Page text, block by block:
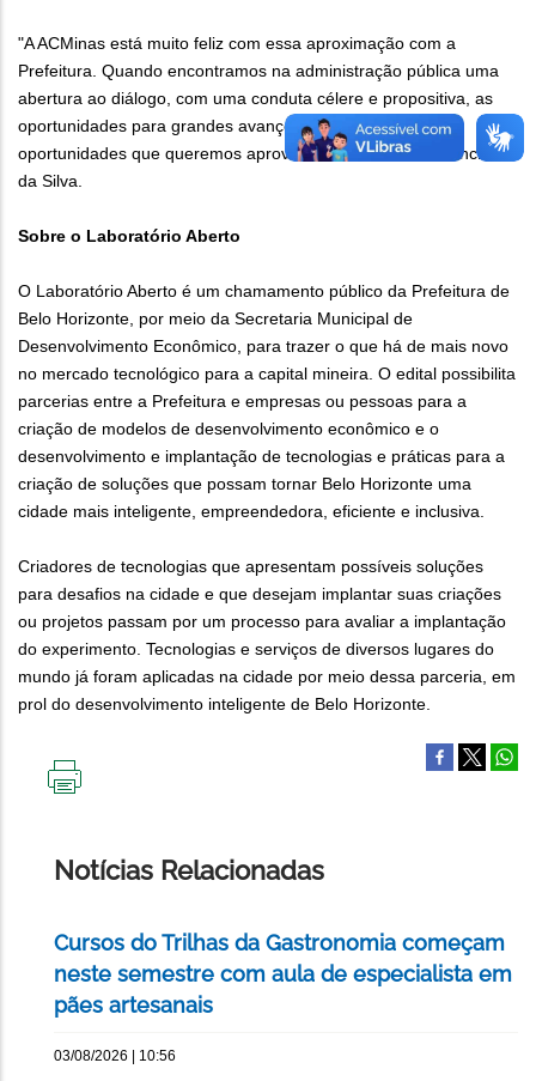
"A ACMinas está muito feliz com essa aproximação com a
Prefeitura. Quando encontramos na administração pública uma
abertura ao diálogo, com uma conduta célere e propositiva, as
oportunidades para grandes avanços surgem e são essas
oportunidades que queremos aproveitar", comenta José Anchieta
da Silva.
Sobre o Laboratório Aberto
O Laboratório Aberto é um chamamento público da Prefeitura de
Belo Horizonte, por meio da Secretaria Municipal de
Desenvolvimento Econômico, para trazer o que há de mais novo
no mercado tecnológico para a capital mineira. O edital possibilita
parcerias entre a Prefeitura e empresas ou pessoas para a
criação de modelos de desenvolvimento econômico e o
desenvolvimento e implantação de tecnologias e práticas para a
criação de soluções que possam tornar Belo Horizonte uma
cidade mais inteligente, empreendedora, eficiente e inclusiva.
Criadores de tecnologias que apresentam possíveis soluções
para desafios na cidade e que desejam implantar suas criações
ou projetos passam por um processo para avaliar a implantação
do experimento. Tecnologias e serviços de diversos lugares do
mundo já foram aplicadas na cidade por meio dessa parceria, em
prol do desenvolvimento inteligente de Belo Horizonte.
Notícias Relacionadas
Cursos do Trilhas da Gastronomia começam
neste semestre com aula de especialista em
pães artesanais
03/08/2026 | 10:56